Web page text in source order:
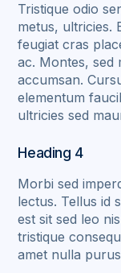
Tristique odio
metus, ultricies.
feugiat cras
ac. Montes, sed
accumsan.
elementum
ultricies sed
Heading 4
Morbi sed
lectus. Tellus id
est sit sed leo
tristique
amet nulla